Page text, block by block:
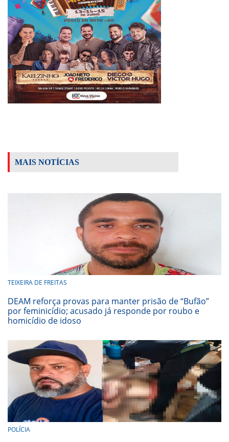
MAIS NOTÍCIAS
TEIXEIRA DE FREITAS
DEAM reforça provas para manter prisão de “Bufão”
por feminicídio; acusado já responde por roubo e
homicídio de idoso
POLÍCIA